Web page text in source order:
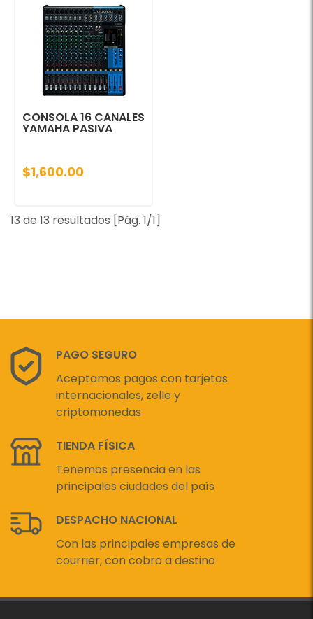
CONSOLA 16 CANALES
YAMAHA PASIVA
$1,600.00
13 de 13 resultados [Pág. 1/1]
PAGO SEGURO
Aceptamos pagos con tarjetas
internacionales, zelle y
criptomonedas
TIENDA FÍSICA
Tenemos presencia en las
principales ciudades del país
DESPACHO NACIONAL
Con las principales empresas de
courrier, con cobro a destino